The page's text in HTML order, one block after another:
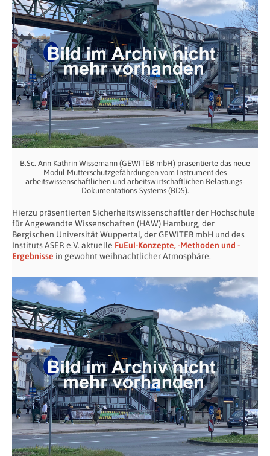
B.Sc. Ann Kathrin Wissemann (GEWITEB mbH) präsentierte das neue
Modul Mutterschutzgefährdungen vom Instrument des
arbeitswissenschaftlichen und arbeitswirtschaftlichen Belastungs-
Dokumentations-Systems (BDS).
Hierzu präsentierten Sicherheitswissenschaftler der Hochschule
für Angewandte Wissenschaften (HAW) Hamburg, der
Bergischen Universität Wuppertal, der GEWITEB mbH und des
Instituts ASER e.V. aktuelle FuEuI-Konzepte, -Methoden und -
Ergebnisse in gewohnt weihnachtlicher Atmosphäre.